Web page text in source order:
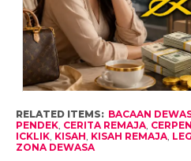
RELATED ITEMS: BACAAN
PENDEK, CERITA REMAJA, CERPEN
ICKLIK, KISAH, KISAH REMAJA,
ZONA DEWASA